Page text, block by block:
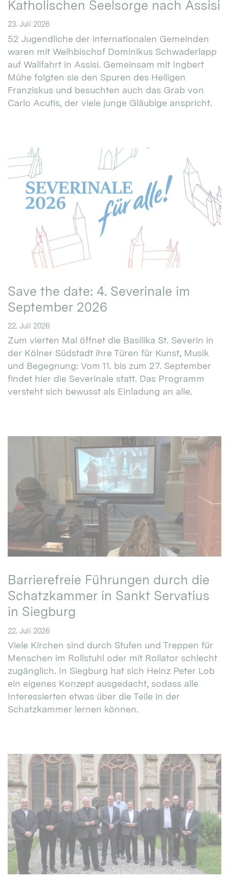
Katholischen Seelsorge nach Assisi
23. Juli 2026
52 Jugendliche der internationalen Gemeinden
waren mit Weihbischof Dominikus Schwaderlapp
auf Wallfahrt in Assisi. Gemeinsam mit Ingbert
Mühe folgten sie den Spuren des Heiligen
Franziskus und besuchten auch das Grab von
Carlo Acutis, der viele junge Gläubige anspricht.
Save the date: 4. Severinale im
September 2026
22. Juli 2026
Zum vierten Mal öffnet die Basilika St. Severin in
der Kölner Südstadt ihre Türen für Kunst, Musik
und Begegnung: Vom 11. bis zum 27. September
findet hier die Severinale statt. Das Programm
versteht sich bewusst als Einladung an alle.
Barrierefreie Führungen durch die
Schatzkammer in Sankt Servatius
in Siegburg
22. Juli 2026
Viele Kirchen sind durch Stufen und Treppen für
Menschen im Rollstuhl oder mit Rollator schlecht
zugänglich. In Siegburg hat sich Heinz Peter Lob
ein eigenes Konzept ausgedacht, sodass alle
Interessierten etwas über die Teile in der
Schatzkammer lernen können.